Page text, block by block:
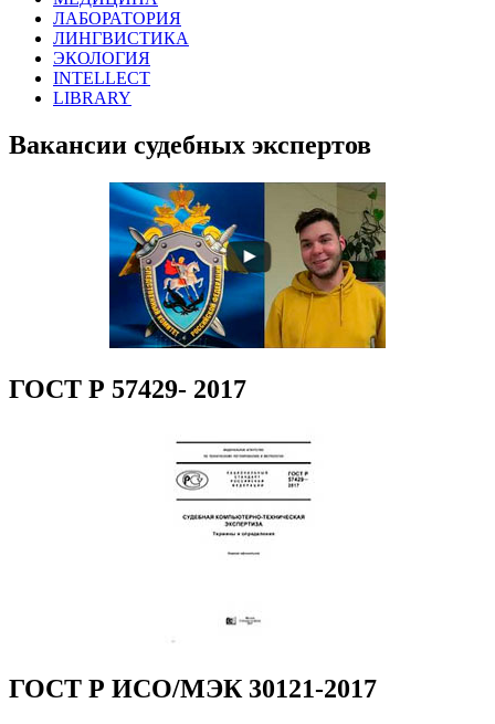
ЛАБОРАТОРИЯ
ЛИНГВИСТИКА
ЭКОЛОГИЯ
INTELLECT
LIBRARY
Вакансии судебных экспертов
ГОСТ Р 57429- 2017
ГОСТ Р ИСО/МЭК 30121-2017